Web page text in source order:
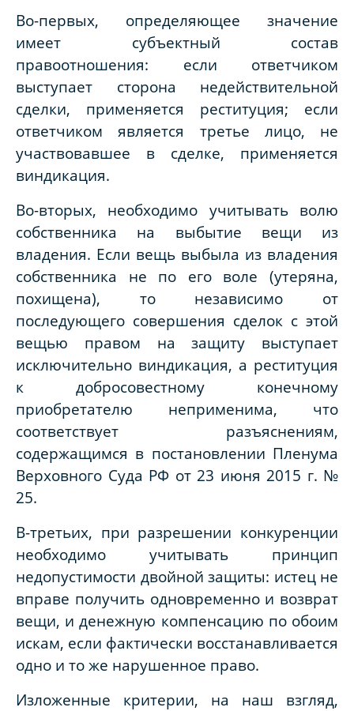
Во-первых, определяющее значение
имеет субъектный состав
правоотношения: если ответчиком
выступает сторона недействительной
сделки, применяется реституция; если
ответчиком является третье лицо, не
участвовавшее в сделке, применяется
виндикация.
Во-вторых, необходимо учитывать волю
собственника на выбытие вещи из
владения. Если вещь выбыла из владения
собственника не по его воле (утеряна,
похищена), то независимо от
последующего совершения сделок с этой
вещью правом на защиту выступает
исключительно виндикация, а реституция
к добросовестному конечному
приобретателю неприменима, что
соответствует разъяснениям,
содержащимся в постановлении Пленума
Верховного Суда РФ от 23 июня 2015 г. №
25.
В-третьих, при разрешении конкуренции
необходимо учитывать принцип
недопустимости двойной защиты: истец не
вправе получить одновременно и возврат
вещи, и денежную компенсацию по обоим
искам, если фактически восстанавливается
одно и то же нарушенное право.
Изложенные критерии, на наш взгляд,